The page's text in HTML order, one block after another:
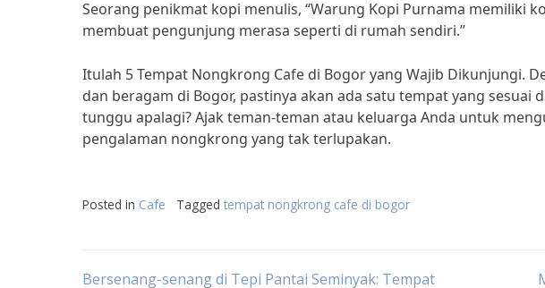
Seorang penikmat kopi menulis, “Warung Kopi Purnama memiliki
membuat pengunjung merasa seperti di rumah sendiri.”
Itulah 5 Tempat Nongkrong Cafe di Bogor yang Wajib Dikunjungi.
dan beragam di Bogor, pastinya akan ada satu tempat yang sesuai
tunggu apalagi? Ajak teman-teman atau keluarga Anda untuk
pengalaman nongkrong yang tak terlupakan.
Posted in Cafe Tagged tempat nongkrong cafe di bogor
Bersenang-senang di Tepi Pantai Seminyak: Tempat